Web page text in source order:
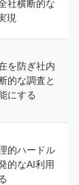
社横断的な
現
を防ぎ社内
的な調査と
にする
的ハードル
的なAI利用